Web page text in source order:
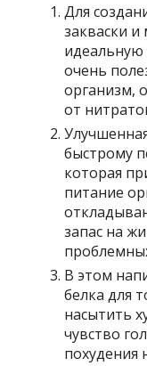
Для
закваски
идеальную
очень
организм,
от
быстрому
которая
питание
запас на
В этом
белка для
насытить
чувство
похудения